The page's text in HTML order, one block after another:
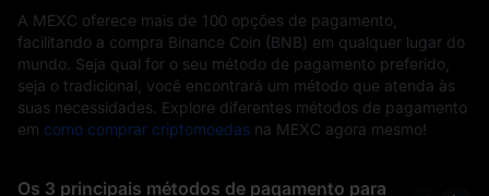
A MEXC oferece mais de 100 opções de pagamento,
facilitando a compra Binance Coin (BNB) em qualquer lugar do
mundo. Seja qual for o seu método de pagamento preferido,
seja o tradicional, você encontrará um método que atenda às
suas necessidades. Explore diferentes métodos de pagamento
em como comprar criptomoedas na MEXC agora mesmo!
Os 3 principais métodos de pagamento para